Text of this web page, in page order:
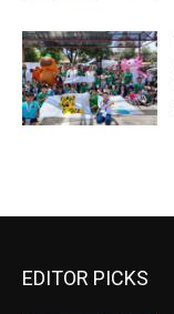
EDITOR PICKS